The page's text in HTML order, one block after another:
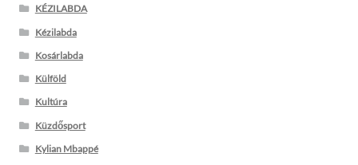
KÉZILABDA
Kézilabda
Kosárlabda
Külföld
Kultúra
Küzdősport
Kylian Mbappé